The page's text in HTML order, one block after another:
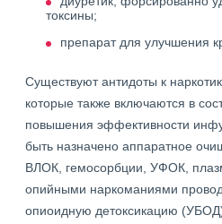
токсины;
препарат для улучшения
Существуют антидоты к
которые также включаются в
повышения эффективности
быть назначено аппаратное
ВЛОК, гемосорбции, УФОК,
опийными наркоманиями
опиоидную детоксикацию (УБОД)